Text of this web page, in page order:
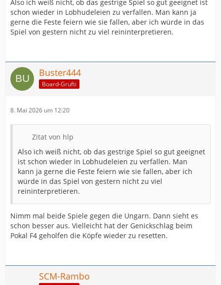
Also ich weiß nicht, ob das gestrige Spiel so gut geeignet ist
schon wieder in Lobhudeleien zu verfallen. Man kann ja
gerne die Feste feiern wie sie fallen, aber ich würde in das
Spiel von gestern nicht zu viel reininterpretieren.
Buster444
Board-Grufti
8. Mai 2026 um 12:20
Zitat von hlp
Also ich weiß nicht, ob das gestrige Spiel so gut geeignet
ist schon wieder in Lobhudeleien zu verfallen. Man
kann ja gerne die Feste feiern wie sie fallen, aber ich
würde in das Spiel von gestern nicht zu viel
reininterpretieren.
Nimm mal beide Spiele gegen die Ungarn. Dann sieht es
schon besser aus. Vielleicht hat der Genickschlag beim
Pokal F4 geholfen die Köpfe wieder zu resetten.
SCM-Rambo